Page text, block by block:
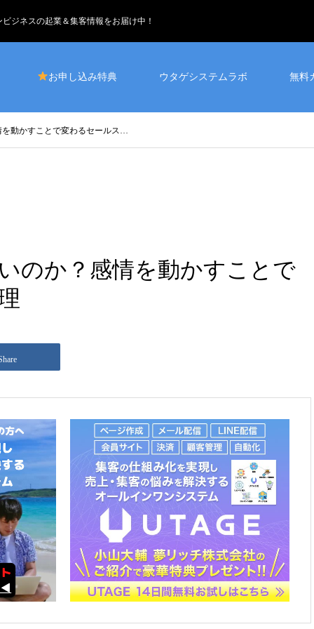
ジネスの起業＆集客情報をお届け中！
お申し込み特典 ウタゲシステムラボ 無料
動かすことで変わるセールス…
のか？感情を動かすことで